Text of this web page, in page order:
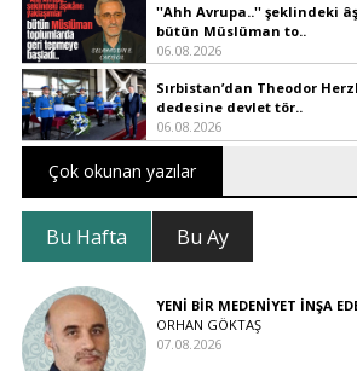
''Ahh Avrupa..'' şeklindeki
bütün Müslüman to..
06.08.2026
Sırbistan’dan Theodor
dedesine devlet tör..
06.08.2026
Çok okunan yazılar
Bu Hafta Bu Ay
YENİ BİR MEDENİYET İNŞA
ORHAN GÖKTAŞ
07.08.2026